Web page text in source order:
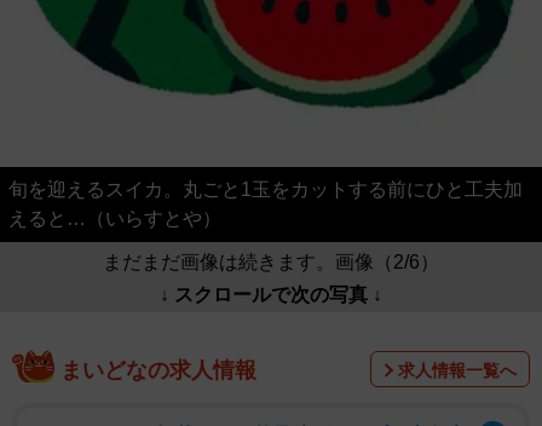
旬を迎えるスイカ。丸ごと1玉をカットする前にひと工夫加
えると…（いらすとや）
まだまだ画像は続きます。画像（2/6）
↓ スクロールで次の写真 ↓
まいどなの求人情報 求人情報一覧へ